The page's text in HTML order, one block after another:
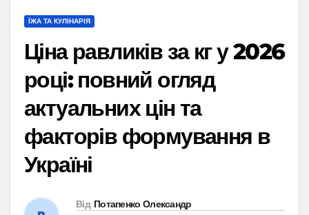
ЇЖА ТА КУЛІНАРІЯ
Ціна равликів за кг у 2026
році: повний огляд
актуальних цін та
факторів формування в
Україні
Від Потапенко Олександр